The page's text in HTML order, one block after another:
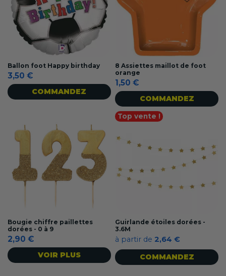
Ballon foot Happy birthday
3,50 €
COMMANDEZ
8 Assiettes maillot de foot
orange
1,50 €
COMMANDEZ
Bougie chiffre paillettes
dorées - 0 à 9
2,90 €
VOIR PLUS
Top vente !
Guirlande étoiles dorées -
3.6M
à partir de 2,64 €
COMMANDEZ